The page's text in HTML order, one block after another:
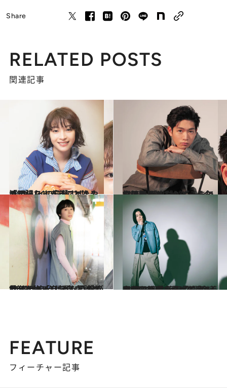
Share
RELATED POSTS
関連記事
2021.4.7
「頑張りすぎることをやめました」 広瀬すず流“キレイの秘訣”とは？
カルチャー 2022.4.18
松下洸平インタビュー全文公開 「自分がどこまでいけるのか 試してみたい気持ちはある」
カルチャー
2022.4.8
“普段は自分じゃない名前で、人物で” 俳優・夏帆が20年のキャリアで 初めて見せた、「自分自身」とは。
カルチャー 2022.4.9
スタイルブック『着服史』を発売 菅田将暉が“着服”する理由とは？ 「色んな菅田将暉を見せていきたい」
カルチャー
FEATURE
フィーチャー記事